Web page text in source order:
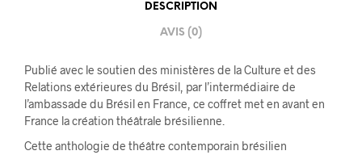
DESCRIPTION
AVIS (0)
Publié avec le soutien des ministères de la Culture et des
Relations extérieures du Brésil, par l’intermédiaire de
l’ambassade du Brésil en France, ce coffret met en avant en
France la création théâtrale brésilienne.
Cette anthologie de théâtre contemporain brésilien